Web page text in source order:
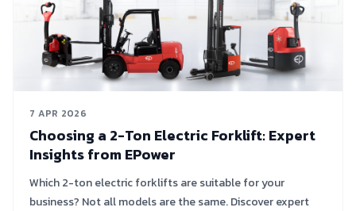
7 APR 2026
Choosing a 2-Ton Electric Forklift: Expert
Insights from EPower
Which 2-ton electric forklifts are suitable for your
business? Not all models are the same. Discover expert